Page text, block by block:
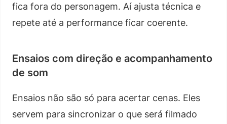
fica fora do personagem. Aí ajusta técnica e
repete até a performance ficar coerente.
Ensaios com direção e acompanhamento
de som
Ensaios não são só para acertar cenas. Eles
servem para sincronizar o que será filmado